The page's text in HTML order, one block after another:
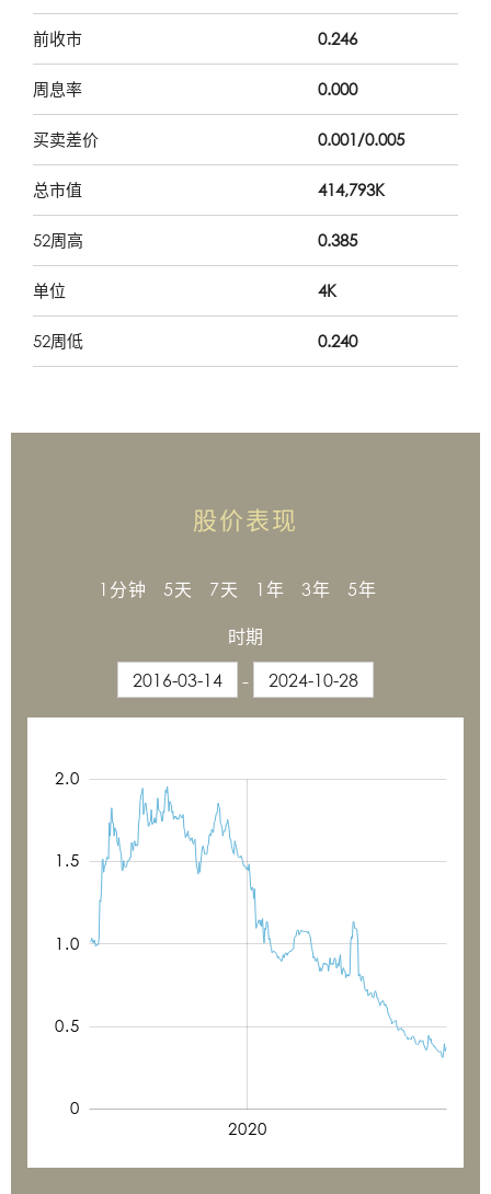
前收市 0.246
周息率 0.000
买卖差价 0.001/0.005
总市值 414,793K
52周高 0.385
单位 4K
52周低 0.240
股价表现
时期
-
1分钟 5天 7天 1年 3年 5年
0.5
1.0
0
2.0
1.5
0.5
2020